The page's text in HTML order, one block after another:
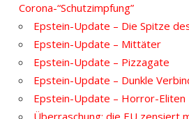
Corona-“Schutzimpfung”
Epstein-Update – Die Spitze
Epstein-Update – Mittäter
Epstein-Update – Pizzagate
Epstein-Update – Dunkle
Epstein-Update – Horror-Eliten